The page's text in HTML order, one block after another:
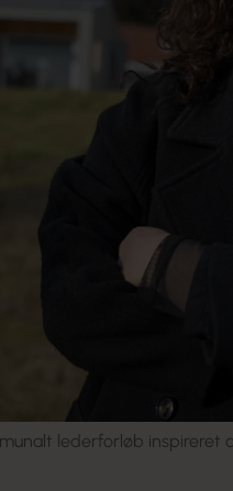
lederforløb